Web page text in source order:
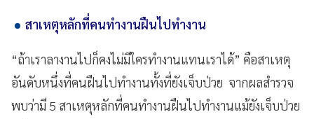
สาเหตุหลักที่คนทำงานฝืนไปทำงาน
“ถ้าเราลางานไปก็คงไม่มีใครทำงานแทนเราได้” คือสาเหตุ
อันดับหนึ่งที่คนฝืนไปทำงานทั้งที่ยังเจ็บป่วย จากผลสำรวจ
พบว่ามี 5 สาเหตุหลักที่คนทำงานฝืนไปทำงานแม้ยังเจ็บป่วย